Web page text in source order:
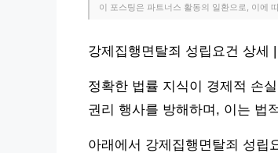
이 포스팅은 파트너스 활동의 일환으로, 이에
강제집행면탈죄 성립요건 상세
정확한 법률 지식이 경제적 손
권리 행사를 방해하며, 이는 법
아래에서 강제집행면탈죄 성립